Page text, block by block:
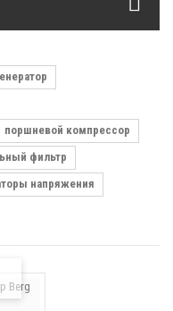
поршневой компрессор
фильтр
напряжения